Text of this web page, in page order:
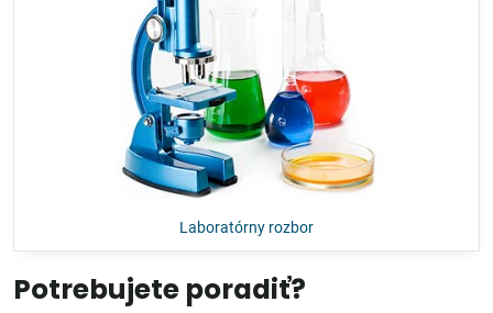
Laboratórny rozbor
Potrebujete poradiť?